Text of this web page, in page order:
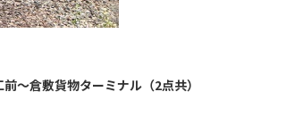
～倉敷貨物ターミナル（2点共）